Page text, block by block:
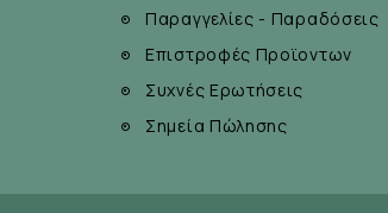
Παραγγελίες - Παραδόσεις
Επιστροφές Προϊοντων
Συχνές Ερωτήσεις
Σημεία Πώλησης